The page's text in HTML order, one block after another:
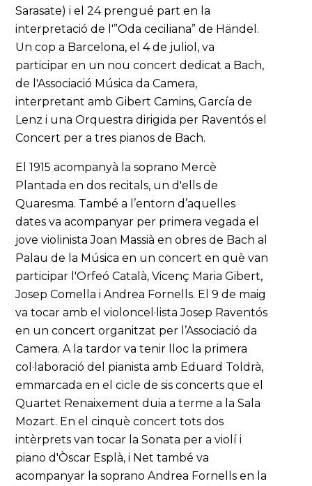
Sarasate) i el 24 prengué part en la
interpretació de l'”Oda ceciliana” de Händel.
Un cop a Barcelona, el 4 de juliol, va
participar en un nou concert dedicat a Bach,
de l'Associació Música da Camera,
interpretant amb Gibert Camins, García de
Lenz i una Orquestra dirigida per Raventós el
Concert per a tres pianos de Bach.
El 1915 acompanyà la soprano Mercè
Plantada en dos recitals, un d'ells de
Quaresma. També a l’entorn d’aquelles
dates va acompanyar per primera vegada el
jove violinista Joan Massià en obres de Bach al
Palau de la Música en un concert en què van
participar l'Orfeó Català, Vicenç Maria Gibert,
Josep Comella i Andrea Fornells. El 9 de maig
va tocar amb el violoncel·lista Josep Raventós
en un concert organitzat per l’Associació da
Camera. A la tardor va tenir lloc la primera
col·laboració del pianista amb Eduard Toldrà,
emmarcada en el cicle de sis concerts que el
Quartet Renaixement duia a terme a la Sala
Mozart. En el cinquè concert tots dos
intèrprets van tocar la Sonata per a violí i
piano d'Òscar Esplà, i Net també va
acompanyar la soprano Andrea Fornells en la